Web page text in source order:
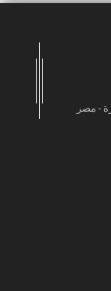
- مصر